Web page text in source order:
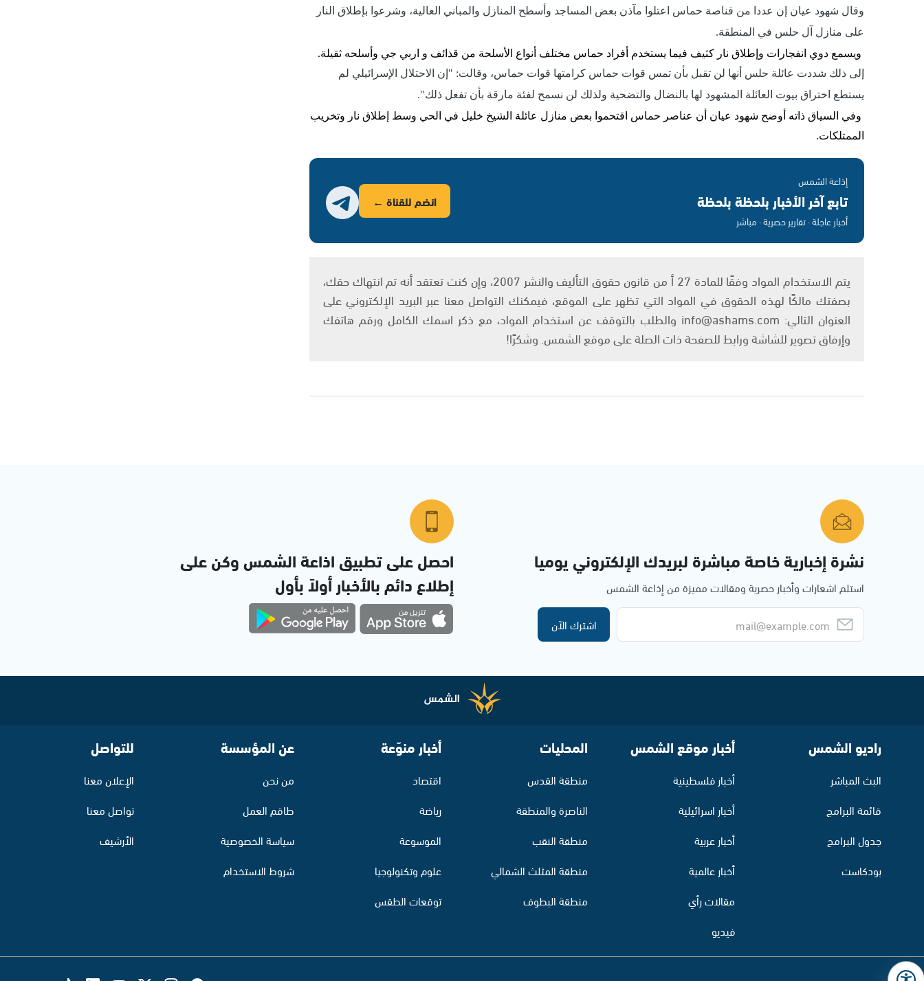
وقال شهود عيان إن عددا من قناصة حماس اعتلوا مآذن بعض المساجد وأسطح المنازل والمباني العالية، وشرعوا بإطلاق النار
على منازل آل حلس في المنطقة.
ويسمع دوي انفجارات وإطلاق نار كثيف فيما يستخدم أفراد حماس مختلف أنواع الأسلحة من قذائف و اربي جي وأسلحه ثقيلة.
إلى ذلك شددت عائلة حلس أنها لن تقبل بأن تمس قوات حماس كرامتها قوات حماس، وقالت: "إن الاحتلال الإسرائيلي لم
يستطع اختراق بيوت العائلة المشهود لها بالنضال والتضحية ولذلك لن نسمح لفئة مارقة بأن تفعل ذلك".
وفي السياق ذاته أوضح شهود عيان أن عناصر حماس اقتحموا بعض منازل عائلة الشيخ خليل في الحي وسط إطلاق نار وتخريب
الممتلكات.
إذاعة الشمس
تابع آخر الأخبار بلحظة بلحظة
أخبار عاجلة · تقارير حصرية · مباشر
انضم للقناة ←
يتم الاستخدام المواد وفقًا للمادة 27 أ من قانون حقوق التأليف والنشر 2007، وإن كنت تعتقد أنه تم انتهاك حقك،
بصفتك مالكًا لهذه الحقوق في المواد التي تظهر على الموقع، فيمكنك التواصل معنا عبر البريد الإلكتروني على
العنوان التالي: info@ashams.com والطلب بالتوقف عن استخدام المواد، مع ذكر اسمك الكامل ورقم هاتفك
وإرفاق تصوير للشاشة ورابط للصفحة ذات الصلة على موقع الشمس. وشكرًا!
نشرة إخبارية خاصة مباشرة لبريدك الإلكتروني يوميا
استلم اشعارات وأخبار حصرية ومقالات مميزة من إذاعة الشمس
اشترك الآن
احصل على تطبيق اذاعة الشمس وكن على
إطلاع دائم بالأخبار أولاً بأول
راديو الشمس
البث المباشر
قائمة البرامج
جدول البرامج
بودكاست
أخبار موقع الشمس
أخبار فلسطينية
أخبار اسرائيلية
أخبار عربية
أخبار عالمية
مقالات رأي
فيديو
المحليات
منطقة القدس
الناصرة والمنطقة
منطقة النقب
منطقة المثلث الشمالي
منطقة البطوف
أخبار منوّعة
اقتصاد
رياضة
الموسوعة
علوم وتكنولوجيا
توقعات الطقس
عن المؤسسة
من نحن
طاقم العمل
سياسة الخصوصية
شروط الاستخدام
للتواصل
الإعلان معنا
تواصل معنا
الأرشيف